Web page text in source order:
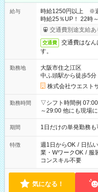
給与
時給1250円以上 ※
時給25％UP！ 22時
交通費別途支給あ
交通費
交通費はなん
す。
勤務地
大阪市住之江区
中ふ頭駅から徒歩5分
株式会社ウエスト
勤務時間
▽シフト時間例 07:00～10:00 09:00～17:00 13:00～17:00 22:00
～29:00 他にも現場によってシフトは色々ございます☆彡 案件
次第では午前中で終
期間 1日だけの単発勤務も
特徴 週1日からOK / 日払
業・WワークOK / 服
コンスキル不要
気になる！